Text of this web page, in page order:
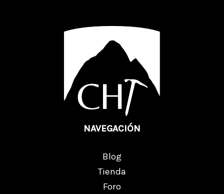
NAVEGACIÓN
Blog
Tienda
Foro